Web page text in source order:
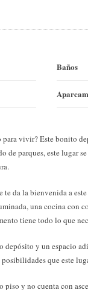
Baños
vivir? Este bonito
de parques, este lugar
te da la bienvenida a
una cocina con
tiene todo lo que
depósito y un espacio
que este
piso y no cuenta con